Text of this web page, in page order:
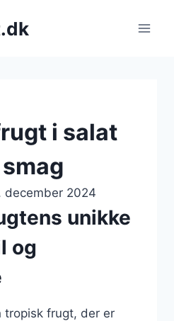
i salat
december 2024
unikke
og
tropisk frugt, der er